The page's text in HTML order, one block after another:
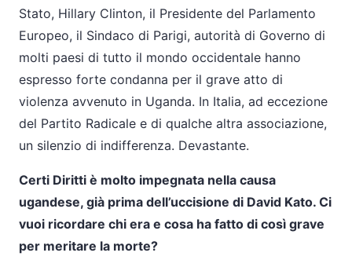
Stato, Hillary Clinton, il Presidente del Parlamento
Europeo, il Sindaco di Parigi, autorità di Governo di
molti paesi di tutto il mondo occidentale hanno
espresso forte condanna per il grave atto di
violenza avvenuto in Uganda. In Italia, ad eccezione
del Partito Radicale e di qualche altra associazione,
un silenzio di indifferenza. Devastante.
Certi Diritti è molto impegnata nella causa
ugandese, già prima dell’uccisione di David Kato. Ci
vuoi ricordare chi era e cosa ha fatto di così grave
per meritare la morte?